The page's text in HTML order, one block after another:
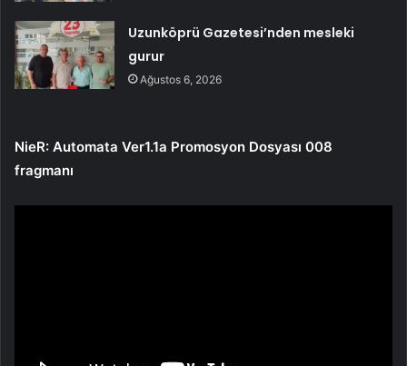
Uzunköprü Gazetesi’nden mesleki
gurur
Ağustos 6, 2026
NieR: Automata Ver1.1a Promosyon Dosyası 008
fragmanı